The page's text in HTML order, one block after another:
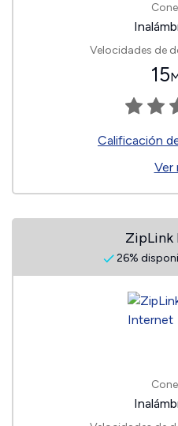
Velocidades de
15
Calificación
Ver
ZipLink
26%